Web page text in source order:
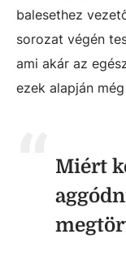
balesethez
sorozat végén
ami akár az
ezek alapján
Miért